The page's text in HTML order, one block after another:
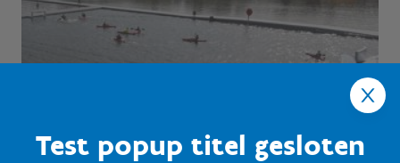
Test popup titel gesloten